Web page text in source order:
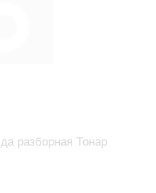
разборная Тонар